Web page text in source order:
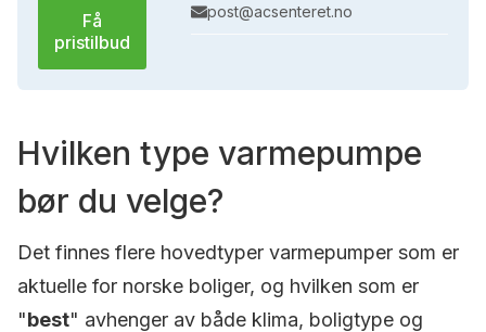
Få
pristilbud
post@acsenteret.no
Hvilken type varmepumpe
bør du velge?
Det finnes flere hovedtyper varmepumper som er
aktuelle for norske boliger, og hvilken som er
"best" avhenger av både klima, boligtype og